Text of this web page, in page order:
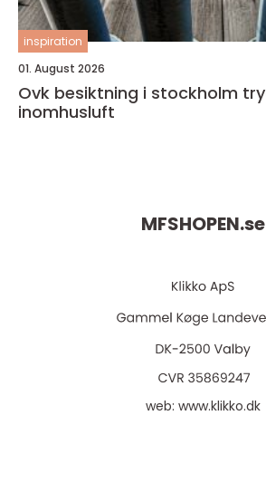
inspiration
01. August 2026
Ovk besiktning i stockholm trygg och frisk
inomhusluft
MFSHOPEN.se
web: www.klikko.dk